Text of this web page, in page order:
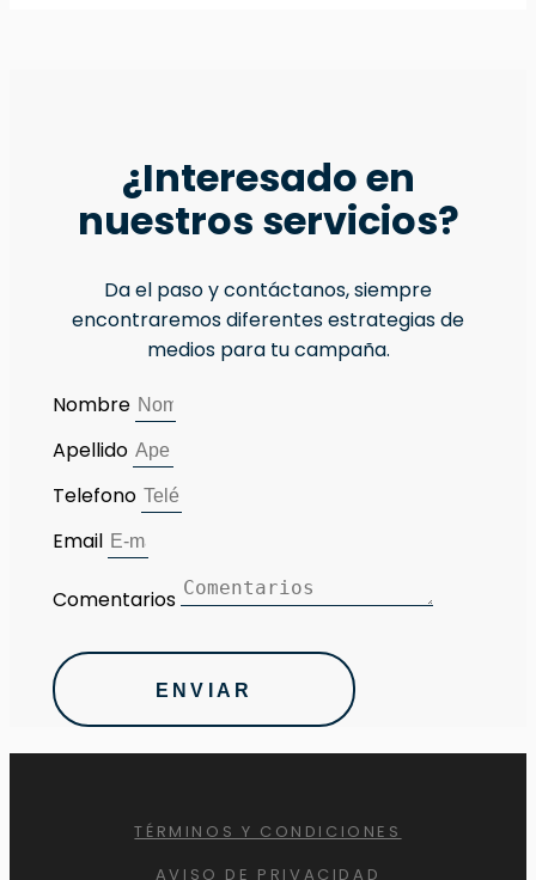
¿Interesado en
nuestros servicios?
Da el paso y contáctanos, siempre
encontraremos diferentes estrategias de
medios para tu campaña.
Nombre
Apellido
Telefono
Email
Comentarios
ENVIAR
TÉRMINOS Y CONDICIONES
AVISO DE PRIVACIDAD